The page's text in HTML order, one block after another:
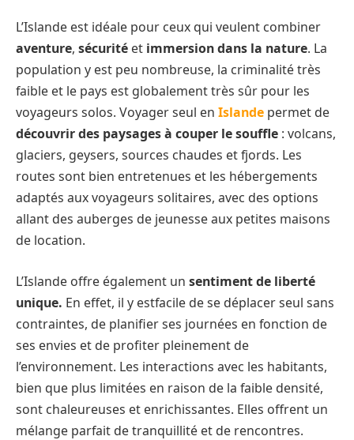
L’Islande est idéale pour ceux qui veulent combiner
aventure, sécurité et immersion dans la nature. La
population y est peu nombreuse, la criminalité très
faible et le pays est globalement très sûr pour les
voyageurs solos. Voyager seul en Islande permet de
découvrir des paysages à couper le souffle : volcans,
glaciers, geysers, sources chaudes et fjords. Les
routes sont bien entretenues et les hébergements
adaptés aux voyageurs solitaires, avec des options
allant des auberges de jeunesse aux petites maisons
de location.
L’Islande offre également un sentiment de liberté
unique. En effet, il y estfacile de se déplacer seul sans
contraintes, de planifier ses journées en fonction de
ses envies et de profiter pleinement de
l’environnement. Les interactions avec les habitants,
bien que plus limitées en raison de la faible densité,
sont chaleureuses et enrichissantes. Elles offrent un
mélange parfait de tranquillité et de rencontres.